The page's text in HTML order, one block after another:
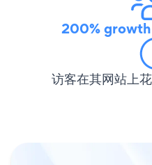
200% growth
访客在其网站上